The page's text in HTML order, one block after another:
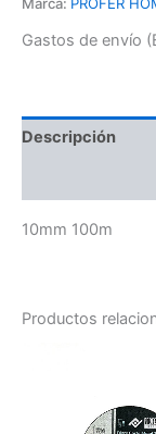
Marca: PROFER
Gastos de envío
Descripción
10mm 100m
Productos